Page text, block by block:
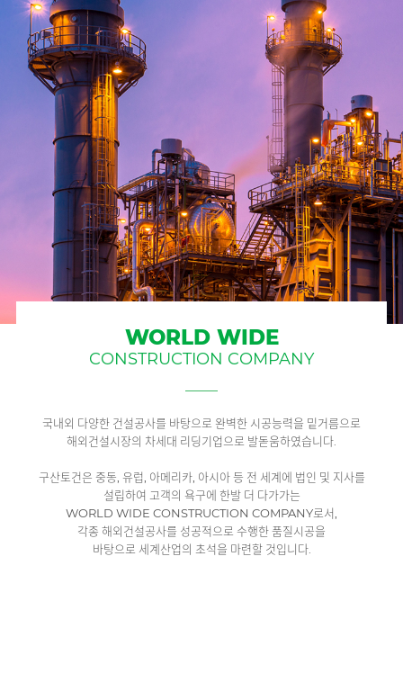
WORLD WIDE
CONSTRUCTION COMPANY
국내외 다양한 건설공사를 바탕으로 완벽한 시공능력을 밑거름으로
해외건설시장의 차세대 리딩기업으로 발돋움하였습니다.
구산토건은 중동, 유럽, 아메리카, 아시아 등 전 세계에 법인 및 지사를
설립하여 고객의 욕구에 한발 더 다가가는
WORLD WIDE CONSTRUCTION COMPANY로서,
각종 해외건설공사를 성공적으로 수행한 품질시공을
바탕으로 세계산업의 초석을 마련할 것입니다.